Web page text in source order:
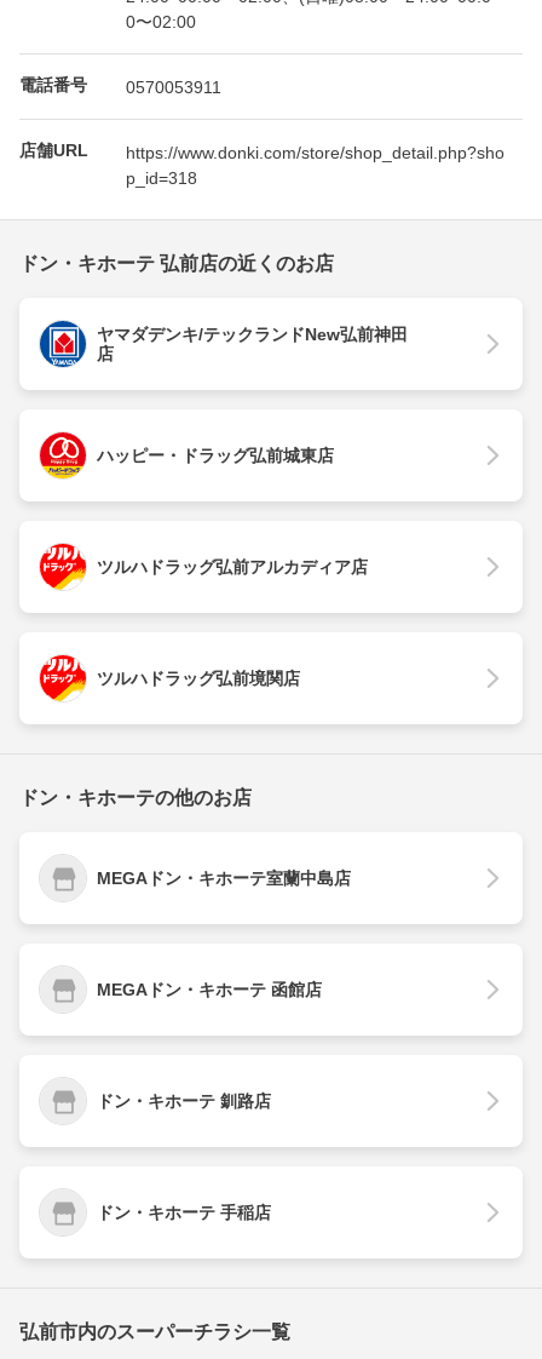
0〜02:00
電話番号 0570053911
店舗URL
https://www.donki.com/store/shop_detail.php?sho
p_id=318
ドン・キホーテ 弘前店の近くのお店
ヤマダデンキ/テックランドNew弘前神田
店
ハッピー・ドラッグ弘前城東店
ツルハドラッグ弘前アルカディア店
ツルハドラッグ弘前境関店
ドン・キホーテの他のお店
MEGAドン・キホーテ室蘭中島店
MEGAドン・キホーテ 函館店
ドン・キホーテ 釧路店
ドン・キホーテ 手稲店
弘前市内のスーパーチラシ一覧